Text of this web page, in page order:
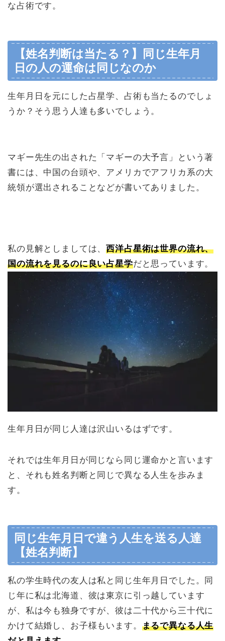
な占術です。
【姓名判断は当たる？】同じ生年月
日の人の運命は同じなのか
生年月日を元にした占星学、占術も当たるのでしょ
うか？そう思う人達も多いでしょう。
マギー先生の出された「マギーの大予言」という著
書には、中国の台頭や、アメリカでアフリカ系の大
統領が選出されることなどが書いてありました。
私の見解としましては、西洋占星術は世界の流れ、
国の流れを見るのに良い占星学だと思っています。
生年月日が同じ人達は沢山いるはずです。
それでは生年月日が同じなら同じ運命かと言います
と、それも姓名判断と同じで異なる人生を歩みま
す。
同じ生年月日で違う人生を送る人達
【姓名判断】
私の学生時代の友人は私と同じ生年月日でした。同
じ年に私は北海道、彼は東京に引っ越しています
が、私は今も独身ですが、彼は二十代から三十代に
かけて結婚し、お子様もいます。 まるで異なる人生